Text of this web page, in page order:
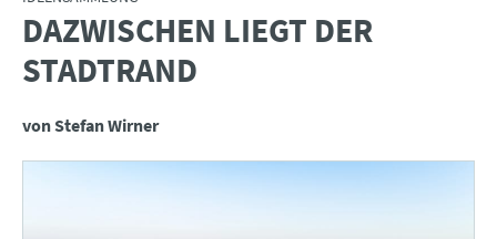
:DAZWISCHEN LIEGT DER
STADTRAND
von Stefan Wirner